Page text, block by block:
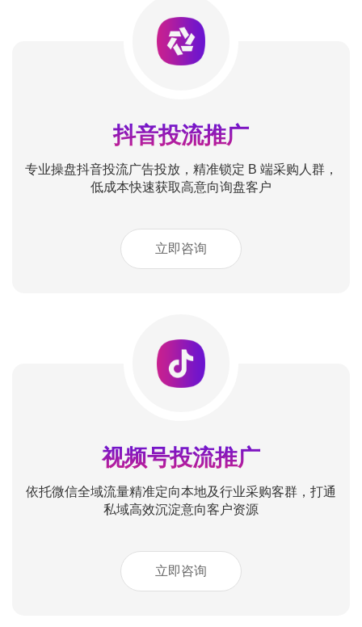
抖音投流推广
专业操盘抖音投流广告投放，精准锁定 B 端采购人群，
低成本快速获取高意向询盘客户
立即咨询
视频号投流推广
依托微信全域流量精准定向本地及行业采购客群，打通
私域高效沉淀意向客户资源
立即咨询